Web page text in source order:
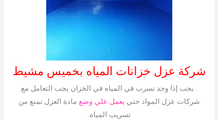
شركة عزل خزانات المياه بخميس مشيط
. يجب إذا وجد تسرب في المياه في الخزان يجب التعامل مع
شركات عزل المواد حتي يعمل علي وضع مادة العزل تمنع من
تسريب المياه.